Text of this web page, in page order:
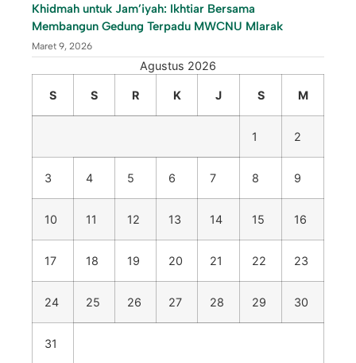
Khidmah untuk Jam’iyah: Ikhtiar Bersama
Membangun Gedung Terpadu MWCNU Mlarak
Maret 9, 2026
Agustus 2026
S S R K J S M
1 2
3 4 5 6 7 8 9
10 11 12 13 14 15 16
17 18 19 20 21 22 23
24 25 26 27 28 29 30
31